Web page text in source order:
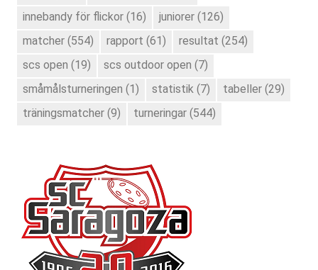
innebandy för flickor (16) juniorer (126)
matcher (554) rapport (61) resultat (254)
scs open (19) scs outdoor open (7)
småmålsturneringen (1) statistik (7) tabeller (29)
träningsmatcher (9) turneringar (544)